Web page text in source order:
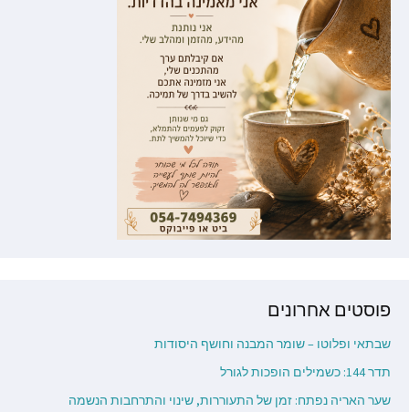
פוסטים אחרונים
שבתאי ופלוטו – שומר המבנה וחושף היסודות
תדר 144: כשמילים הופכות לגורל
שער האריה נפתח: זמן של התעוררות, שינוי והתרחבות הנשמה